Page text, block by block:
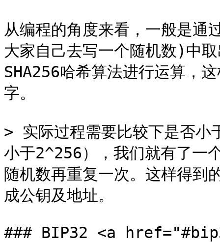
从编程的角度来看，一般是通
大家自己去写一个随机数)中
SHA256哈希算法进行运算，
字。
> 实际过程需要比较下是
小于2^256），我们就有了一
随机数再重复一次。这样得到
成公钥及地址。
### BIP32 <a